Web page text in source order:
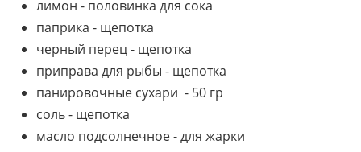
лимон - половинка для сока
паприка - щепотка
черный перец - щепотка
приправа для рыбы - щепотка
панировочные сухари - 50 гр
соль - щепотка
масло подсолнечное - для жарки